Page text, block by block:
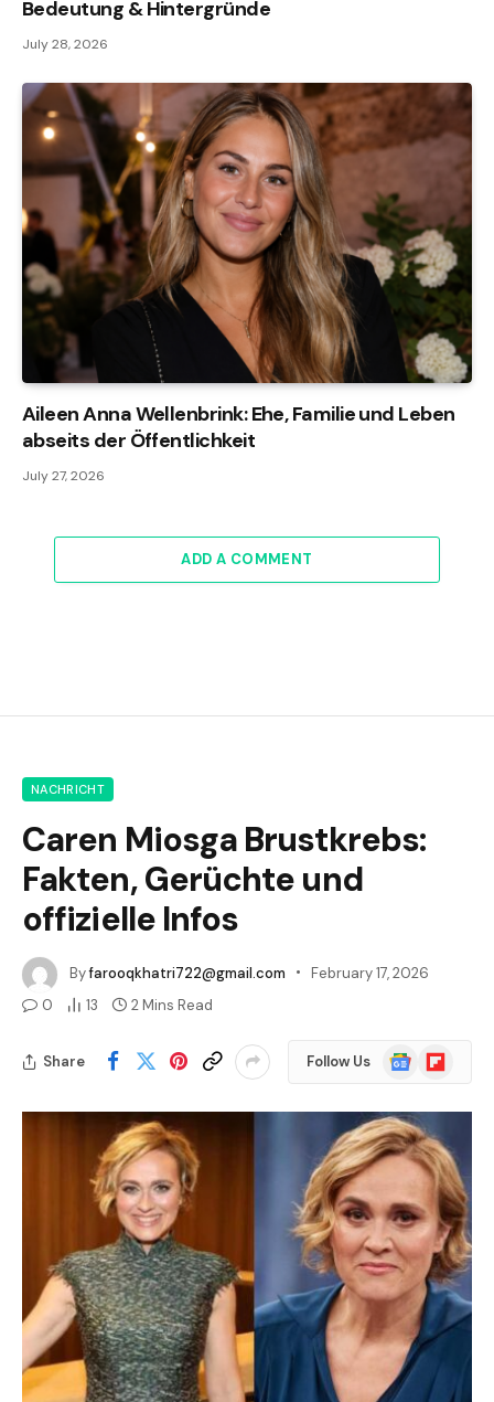
Bedeutung & Hintergründe
July 28, 2026
Aileen Anna Wellenbrink: Ehe, Familie und Leben
abseits der Öffentlichkeit
July 27, 2026
ADD A COMMENT
NACHRICHT
Caren Miosga Brustkrebs:
Fakten, Gerüchte und
offizielle Infos
Byfarooqkhatri722@gmail.com
February 17, 2026
0
13 2 Mins Read
Share Follow Us
Google
News
Flipboard